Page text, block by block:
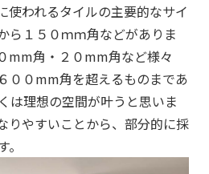
使われるタイルの主要的なサイ
ら１５０ｍｍ角などがありま
mm角・２０mm角など様々
００mm角を超えるものまであ
は理想の空間が叶うと思いま
りやすいことから、部分的に採